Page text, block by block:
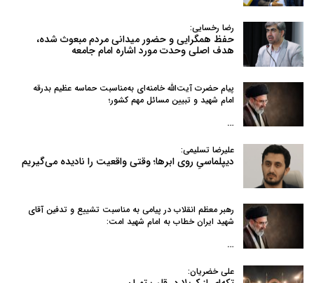
رضا رخسایی:
حفظ همگرایی و حضور میدانی مردم مبعوث شده،
هدف اصلی وحدت مورد اشاره امام جامعه
پیام حضرت آیت‌الله خامنه‌ای به‌مناسبت حماسه عظیم بدرقه
امام شهید و تبیین مسائل مهم کشور؛
…
علیرضا تسلیمی:
دیپلماسیِ روی ابرها؛ وقتی واقعیت را نادیده می‌گیریم
رهبر معظم انقلاب در پیامی به‌ مناسبت تشییع و تدفین آقای
شهید ایران خطاب به امام شهید امت:
…
علی خضریان: